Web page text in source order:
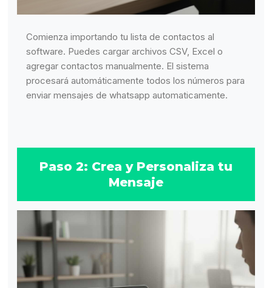
Comienza importando tu lista de contactos al
software. Puedes cargar archivos CSV, Excel o
agregar contactos manualmente. El sistema
procesará automáticamente todos los números para
enviar mensajes de whatsapp automaticamente.
Paso 2: Crea y Personaliza tu
Mensaje